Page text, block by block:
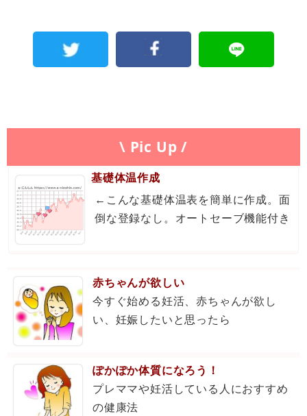
\ Pic Up /
基礎体温作成
←こんな基礎体温表を簡単に作成。面
倒な登録なし。オートセーブ機能付き
赤ちゃんが欲しい
今すぐ始める妊活、赤ちゃんが欲し
い、妊娠したいと思ったら
ぽかぽか体質になろう！
プレママや妊活している人におすすめ
の健康法